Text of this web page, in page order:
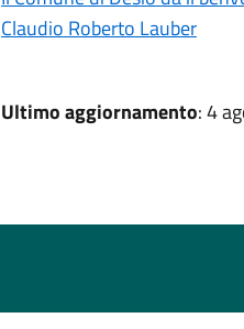
Claudio Roberto Lauber
Ultimo aggiornamento: 4